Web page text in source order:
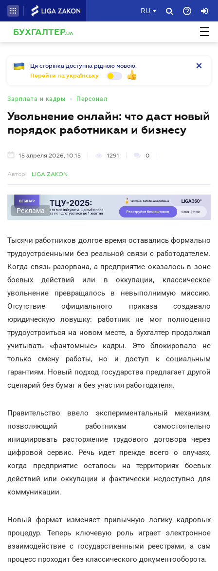
RU
БУХГАЛТЕР.UA
Ця сторінка доступна рідною мовою.
Перейти на українську
Зарплата и кадры • Персонал
Увольнение онлайн: что даст новый
порядок работникам и бизнесу
15 апреля 2026, 10:15 1291 0
Автор: LIGA ZAKON
Реклама
Тысячи работников долгое время оставались формально
трудоустроенными без реальной связи с работодателем.
Когда связь разорвана, а предприятие оказалось в зоне
боевых действий или в оккупации, классическое
увольнение превращалось в невыполнимую миссию.
Отсутствие официального приказа создавало
юридическую ловушку: работник не мог полноценно
трудоустроиться на новом месте, а бухгалтер продолжал
учитывать «фантомные» кадры. Это блокировало не
только смену работы, но и доступ к социальным
гарантиям. Новый подход государства предлагает другой
сценарий без бумаг и без участия работодателя.
Правительство ввело экспериментальный механизм,
позволяющий работникам самостоятельно
инициировать расторжение трудового договора через
цифровой сервис. Речь идет прежде всего о случаях,
когда предприятие осталось на территориях боевых
действий или оккупации и фактически недоступно для
коммуникации.
Новый формат изменяет привычную логику кадровых
процедур. Теперь ключевую роль играет электронное
взаимодействие с государственными реестрами, а сам
процесс проходит без классического документооборота.